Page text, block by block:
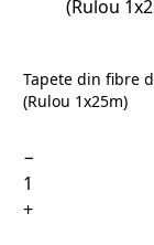
Tapete din fibre
(Rulou 1x25m)
−
+